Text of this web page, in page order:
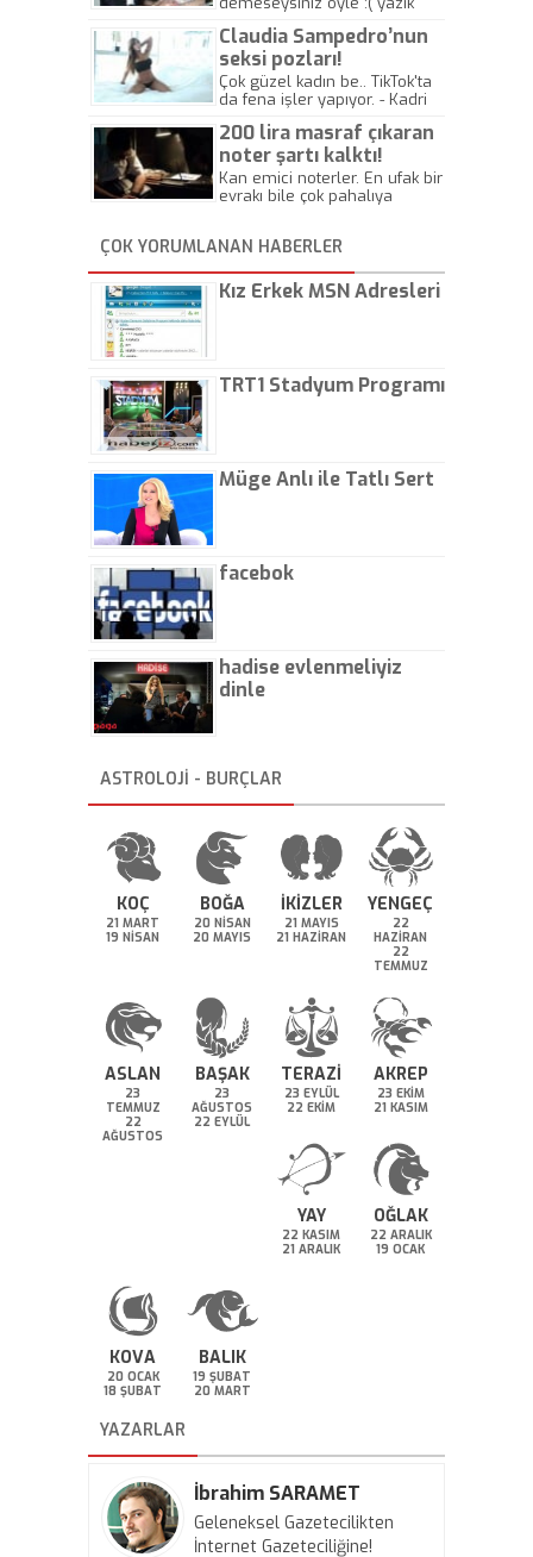
Claudia Sampedro’nun
seksi pozları!
Çok güzel kadın be.. TikTok'ta
da fena işler yapıyor. - Kadri
200 lira masraf çıkaran
noter şartı kalktı!
Kan emici noterler. En ufak bir
evrakı bile çok pahalıya
kaptırıyorsunuz. - Kayhan
Gezenti
ÇOK YORUMLANAN HABERLER
Kız Erkek MSN Adresleri
TRT1 Stadyum Programı
Müge Anlı ile Tatlı Sert
facebok
hadise evlenmeliyiz
dinle
ASTROLOJİ - BURÇLAR
KOÇ
21 MART
19 NİSAN
BOĞA
20 NİSAN
20 MAYIS
İKİZLER
21 MAYIS
21 HAZİRAN
YENGEÇ
22
HAZİRAN
22
TEMMUZ
ASLAN
23
TEMMUZ
22
AĞUSTOS
BAŞAK
23
AĞUSTOS
22 EYLÜL
TERAZİ
23 EYLÜL
22 EKİM
AKREP
23 EKİM
21 KASIM
YAY
22 KASIM
21 ARALIK
OĞLAK
22 ARALIK
19 OCAK
KOVA
20 OCAK
18 ŞUBAT
BALIK
19 ŞUBAT
20 MART
YAZARLAR
İbrahim SARAMET
Geleneksel Gazetecilikten
İnternet Gazeteciliğine!